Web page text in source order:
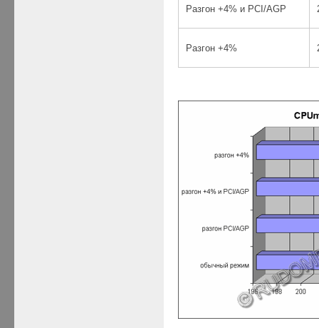
Разгон +4% и PCI/AGP
Разгон +4%